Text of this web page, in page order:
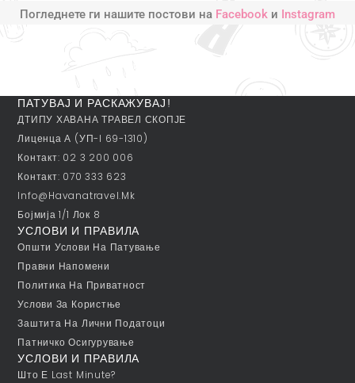
Погледнете ги нашите постови на Facebook и Instagram
ПАТУВАЈ И РАСКАЖУВАЈ!
ДТИПУ ХАВАНА ТРАВЕЛ СКОПЈЕ
Лиценца А (УП-I 69-1310)
Контакт: 02 3 200 006
Контакт: 070 333 623
Info@havanatravel.mk
Бојмија 1/1 Лок 8
УСЛОВИ И ПРАВИЛА
Општи Услови На Патување
Правни Напомени
Политика На Приватност
Услови За Користње
Заштита На Лични Податоци
Патничко Осигурување
УСЛОВИ И ПРАВИЛА
Што Е Last Minute?